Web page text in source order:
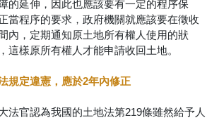
的延伸，因此也應該要有一定的程序保
當程序的要求，政府機關就應該要在徵收
內，定期通知原土地所有權人使用的狀
這樣原所有權人才能申請收回土地。
規定違憲，應於2年內修正
法官認為我國的土地法第219條雖然給予人